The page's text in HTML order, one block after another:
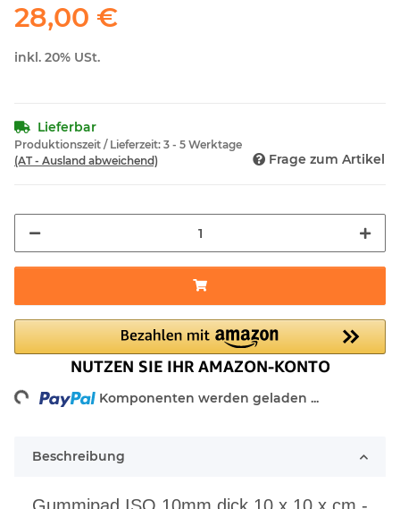
28,00 €
inkl. 20% USt.
Lieferbar
Produktionszeit / Lieferzeit: 3 - 5 Werktage
(AT - Ausland abweichend)
Frage zum Artikel
Komponenten werden geladen ...
Beschreibung